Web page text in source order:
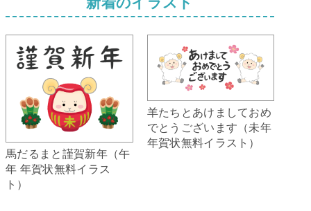
馬だるまと謹賀新年（午
年 年賀状無料イラス
ト）
羊たちとあけましておめ
でとうございます（未年
年賀状無料イラスト）